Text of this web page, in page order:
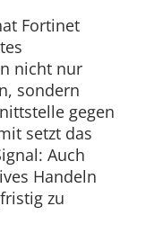
Fortinet
nicht nur
sondern
gegen
setzt das
Auch
Handeln
zu